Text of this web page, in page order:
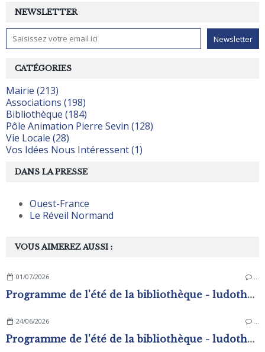
NEWSLETTER
VOUS AIMEREZ AUSSI :
01/07/2026 …
Programme de l'été de la bibliothèque - ludothèque
24/06/2026 …
Programme de l'été de la bibliothèque - ludothèque
CATÉGORIES
Mairie (213)
Associations (198)
Bibliothèque (184)
Pôle Animation Pierre Sevin (128)
Vie Locale (28)
Vos Idées Nous Intéressent (1)
DANS LA PRESSE
Ouest-France
Le Réveil Normand